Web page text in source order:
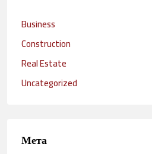
Business
Construction
Real Estate
Uncategorized
Мета